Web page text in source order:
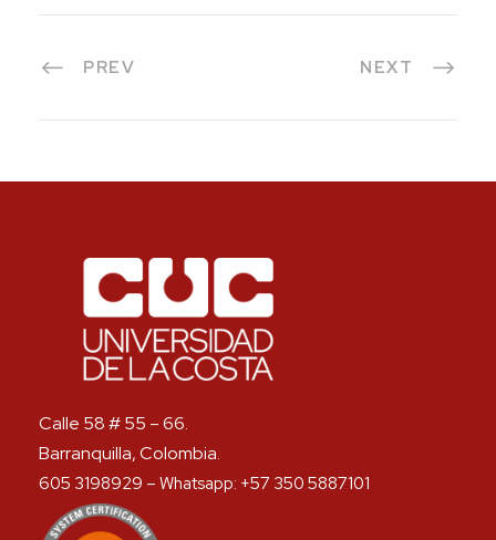
PREV NEXT
Calle 58 # 55 – 66.
Barranquilla, Colombia.
605 3198929 – Whatsapp: +57 350 5887101